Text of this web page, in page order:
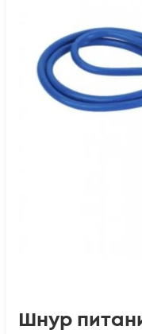
Шнур